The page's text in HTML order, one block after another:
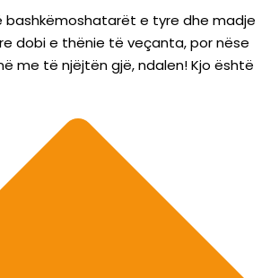
bashkëmoshatarët e tyre dhe madje
dobi e thënie të veçanta, por nëse
me të njëjtën gjë, ndalen! Kjo është